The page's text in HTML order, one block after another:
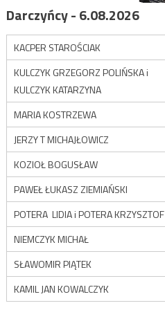
Darczyńcy - 6.08.2026
KACPER STAROŚCIAK
KULCZYK GRZEGORZ POLIŃSKA i
KULCZYK KATARZYNA
MARIA KOSTRZEWA
JERZY T MICHAJŁOWICZ
KOZIOŁ BOGUSŁAW
PAWEŁ ŁUKASZ ZIEMIAŃSKI
POTERA LIDIA i POTERA KRZYSZTOF
NIEMCZYK MICHAŁ
SŁAWOMIR PIĄTEK
KAMIL JAN KOWALCZYK